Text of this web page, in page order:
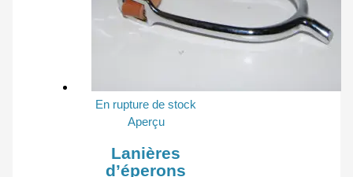
En rupture de stock
Aperçu
Lanières
d’éperons